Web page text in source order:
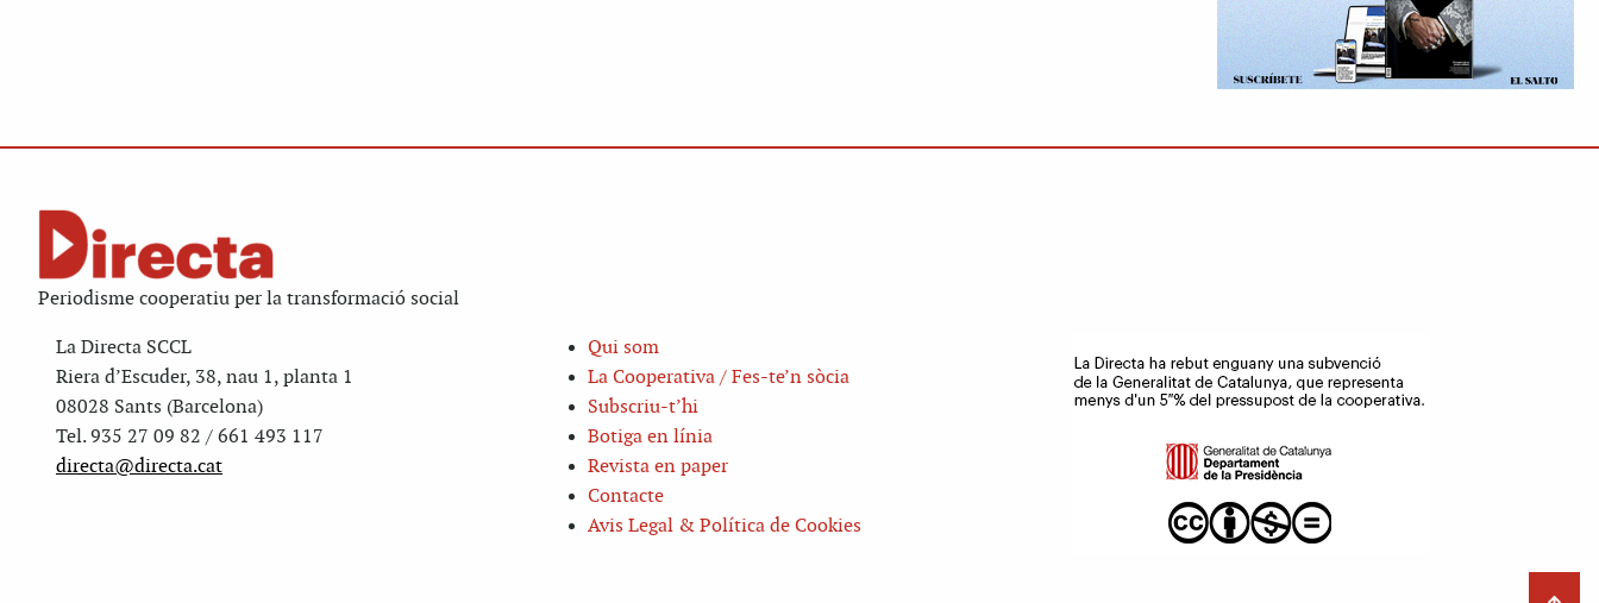
Periodisme cooperatiu per la transformació social
La Directa SCCL
Riera d’Escuder, 38, nau 1, planta 1
08028 Sants (Barcelona)
Tel. 935 27 09 82 / 661 493 117
directa@directa.cat
Qui som
La Cooperativa / Fes-te’n sòcia
Subscriu-t’hi
Botiga en línia
Revista en paper
Contacte
Avis Legal & Política de Cookies